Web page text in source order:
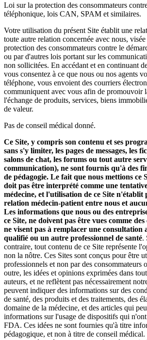
Loi sur la protection des consommateurs
téléphonique, lois CAN, SPAM et similaires.
Votre utilisation du présent Site établit une
toute autre relation concernée avec nous,
protection des consommateurs contre le
ou par d'autres lois portant sur les
non sollicitées. En accédant et en continuant
vous consentez à ce que nous ou nos agents
téléphone, vous envoient des courriers
communiquent avec vous afin de promouvoir
l'échange de produits, services, biens
de valeur.
Pas de conseil médical donné.
Ce Site, y compris son contenu et ses
sans s'y limiter, les pages de messages, les
salons de chat, les forums ou tout autre
communication), ne sont fournis qu'à des
de pédagogie. Le fait que nous mettions ce
doit pas être interprété comme une
médecine, et l'utilisation de ce Site n'établit
relation médecin-patient entre nous et
Les informations que nous ou des
ce Site, ne doivent pas être vues comme
ne visent pas à remplacer une consultation
qualifié ou un autre professionnel de santé.
contraire, tout contenu de ce Site représente
non la nôtre. Ces Sites sont conçus pour être
professionnels et non par des consommateurs
outre, les idées et opinions exprimées dans
auteurs, et ne reflètent pas nécessairement
peuvent indiquer des informations sur des
de santé, des produits et des traitements, des
domaine de la médecine, et des articles qui
informations sur l'usage de dispositifs qui n'ont
FDA. Ces idées ne sont fournies qu'à titre
pédagogique, et non à titre de conseil